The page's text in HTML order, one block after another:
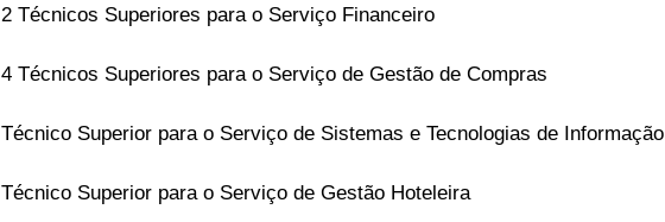
2 Técnicos Superiores para o Serviço Financeiro
4 Técnicos Superiores para o Serviço de Gestão de Compras
Técnico Superior para o Serviço de Sistemas e Tecnologias de Informação
Técnico Superior para o Serviço de Gestão Hoteleira